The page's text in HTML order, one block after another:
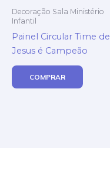
Decoração Sala Ministério
Infantil
Painel Circular Time de
Jesus é Campeão
COMPRAR